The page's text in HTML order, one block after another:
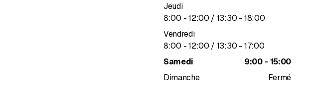
Jeudi
8:00 - jusqu’à
12:00 / 13:30 - jusqu’à
18:00
Vendredi
8:00 - jusqu’à
12:00 / 13:30 - jusqu’à
17:00
Samedi
9:00 - jusqu’à
15:00
Dimanche
Fermé